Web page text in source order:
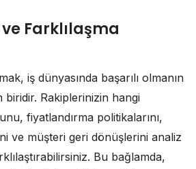
Farklılaşma
iş dünyasında başarılı olmanın
biridir. Rakiplerinizin hangi
fiyatlandırma politikalarını,
ve müşteri geri dönüşlerini analiz
Bu bağlamda,